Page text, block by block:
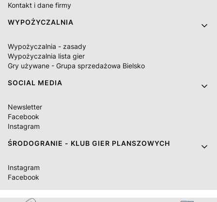
Kontakt i dane firmy
WYPOŻYCZALNIA
Wypożyczalnia - zasady
Wypożyczalnia lista gier
Gry używane - Grupa sprzedażowa Bielsko
SOCIAL MEDIA
Newsletter
Facebook
Instagram
ŚRODOGRANIE - KLUB GIER PLANSZOWYCH
Instagram
Facebook